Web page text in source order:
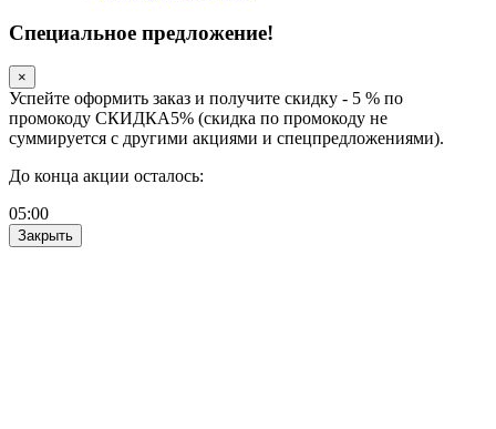
Специальное предложение!
×
Успейте оформить заказ и получите скидку - 5 % по
промокоду СКИДКА5% (скидка по промокоду не
суммируется с другими акциями и спецпредложениями).
До конца акции осталось:
05:00
Закрыть